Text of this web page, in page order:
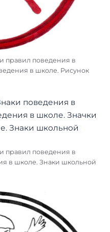
правил поведения в
в школе. Рисунок
правил поведения в
в школе. Знаки школьной